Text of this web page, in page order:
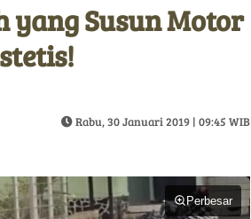
yang Susun Motor
Rabu, 30 Januari 2019 | 09:45 WIB
Perbesar